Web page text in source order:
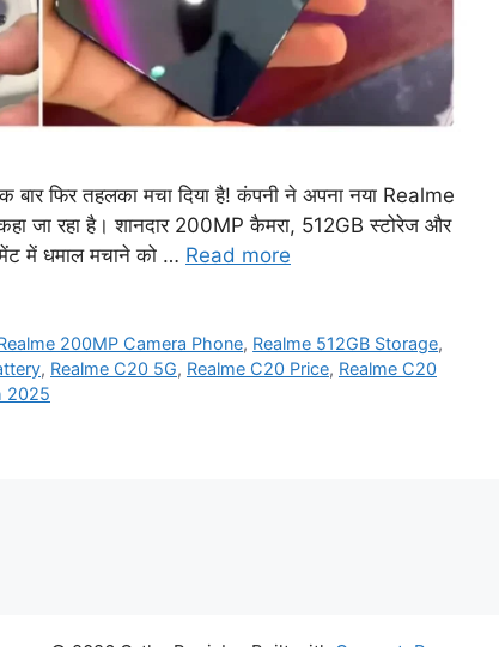
फिर तहलका मचा दिया है! कंपनी ने अपना नया Realme
जा रहा है। शानदार 200MP कैमरा, 512GB स्टोरेज और
में धमाल मचाने को … Read more
200MP Camera Phone, Realme 512GB Storage,
, Realme C20 5G, Realme C20 Price, Realme C20
2025